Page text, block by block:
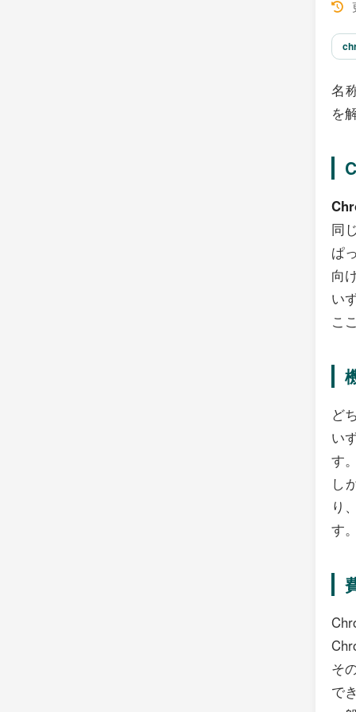
名
を
同
ぱ
向
い
こ
ど
い
す
し
り
す
そ
で